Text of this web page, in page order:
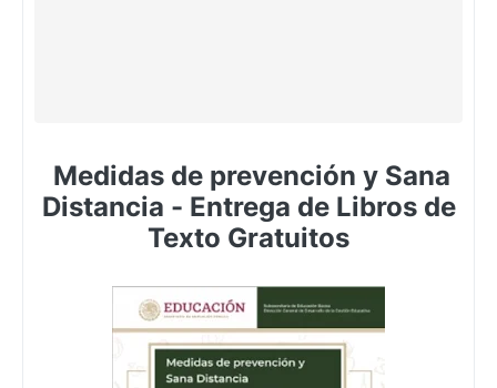
Medidas de prevención y Sana
Distancia - Entrega de Libros de
Texto Gratuitos